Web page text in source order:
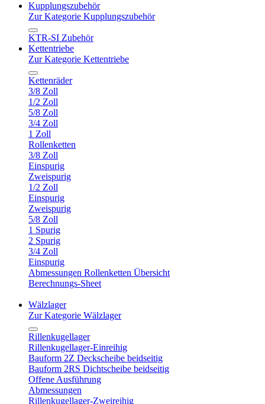
Kupplungszubehör
Zur Kategorie Kupplungszubehör
KTR-SI Zubehör
Kettentriebe
Zur Kategorie Kettentriebe
Kettenräder
3/8 Zoll
1/2 Zoll
5/8 Zoll
3/4 Zoll
1 Zoll
Rollenketten
3/8 Zoll
Einspurig
Zweispurig
1/2 Zoll
Einspurig
Zweispurig
5/8 Zoll
1 Spurig
2 Spurig
3/4 Zoll
Einspurig
Abmessungen Rollenketten Übersicht
Berechnungs-Sheet
Wälzlager
Zur Kategorie Wälzlager
Rillenkugellager
Rillenkugellager-Einreihig
Bauform 2Z Deckscheibe beidseitig
Bauform 2RS Dichtscheibe beidseitig
Offene Ausführung
Abmessungen
Rillenkugellager-Zweireihig